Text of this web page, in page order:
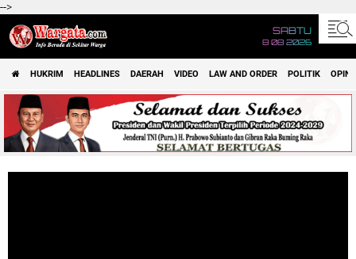
-->
SABTU
8 08 2026
HUKRIM HEADLINES DAERAH VIDEO LAW AND ORDER POLITIK OPINI